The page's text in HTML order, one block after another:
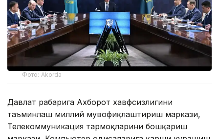
Фото: Akorda
Давлат раҳбарига Ахборот хавфсизлигини
таъминлаш миллий мувофиқлаштириш маркази,
Телекоммуникация тармоқларини бошқариш